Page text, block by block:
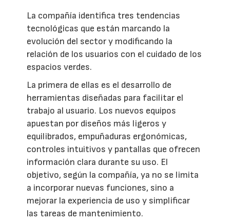
La compañía identifica tres tendencias
tecnológicas que están marcando la
evolución del sector y modificando la
relación de los usuarios con el cuidado de los
espacios verdes.
La primera de ellas es el desarrollo de
herramientas diseñadas para facilitar el
trabajo al usuario. Los nuevos equipos
apuestan por diseños más ligeros y
equilibrados, empuñaduras ergonómicas,
controles intuitivos y pantallas que ofrecen
información clara durante su uso. El
objetivo, según la compañía, ya no se limita
a incorporar nuevas funciones, sino a
mejorar la experiencia de uso y simplificar
las tareas de mantenimiento.